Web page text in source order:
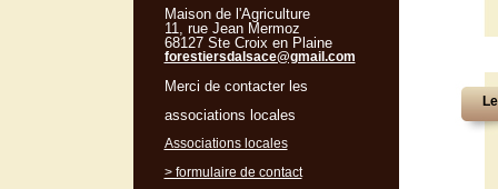
Maison de l'Agriculture
11, rue Jean Mermoz
68127 Ste Croix en Plaine
forestiersdalsace@gmail.com
Merci de contacter les
associations locales
Associations locales
> formulaire de contact